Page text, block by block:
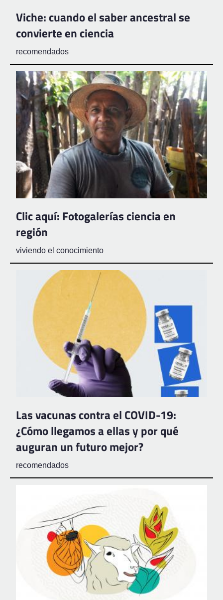
Viche: cuando el saber ancestral se
convierte en ciencia
recomendados
Clic aquí: Fotogalerías ciencia en
región
viviendo el conocimiento
Las vacunas contra el COVID-19:
¿Cómo llegamos a ellas y por qué
auguran un futuro mejor?
recomendados